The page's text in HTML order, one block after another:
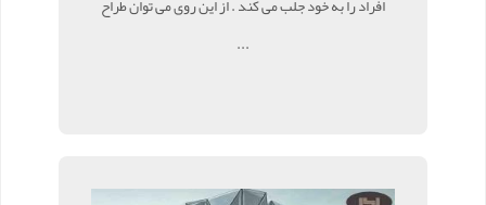
افراد را به خود جلب می کند . از این روی می توان طراح
...